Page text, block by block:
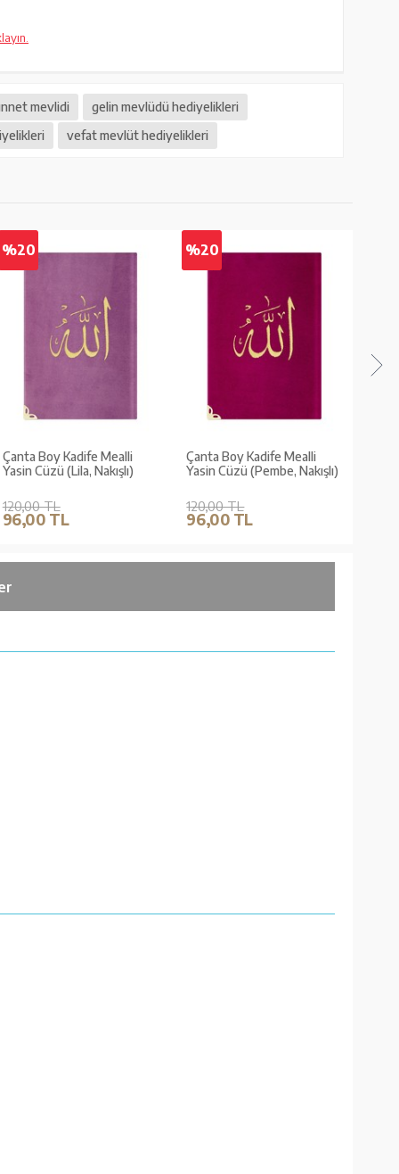
mevlidi
gelin mevlüdü hediyelikleri
vefat mevlüt hediyelikleri
%20
Çanta Boy Kadife Mealli
Yasin Cüzü (Lila, Nakışlı)
120,00 TL
96,00 TL
%20
Çanta Boy Kadife Mealli
Yasin Cüzü (Pembe, Nakışlı)
120,00 TL
96,00 TL